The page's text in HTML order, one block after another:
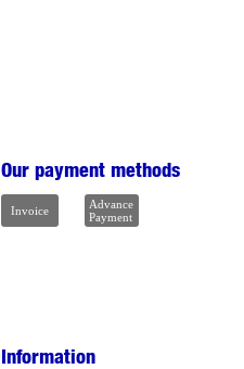
Our payment methods
Information